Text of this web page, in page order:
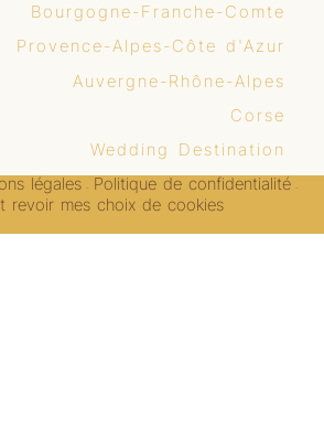
Bourgogne-Franche-Comte
Provence-Alpes-Côte d'Azur
Auvergne-Rhône-Alpes
Corse
Wedding Destination
légales- Politique de confidentialité-
revoir mes choix de cookies